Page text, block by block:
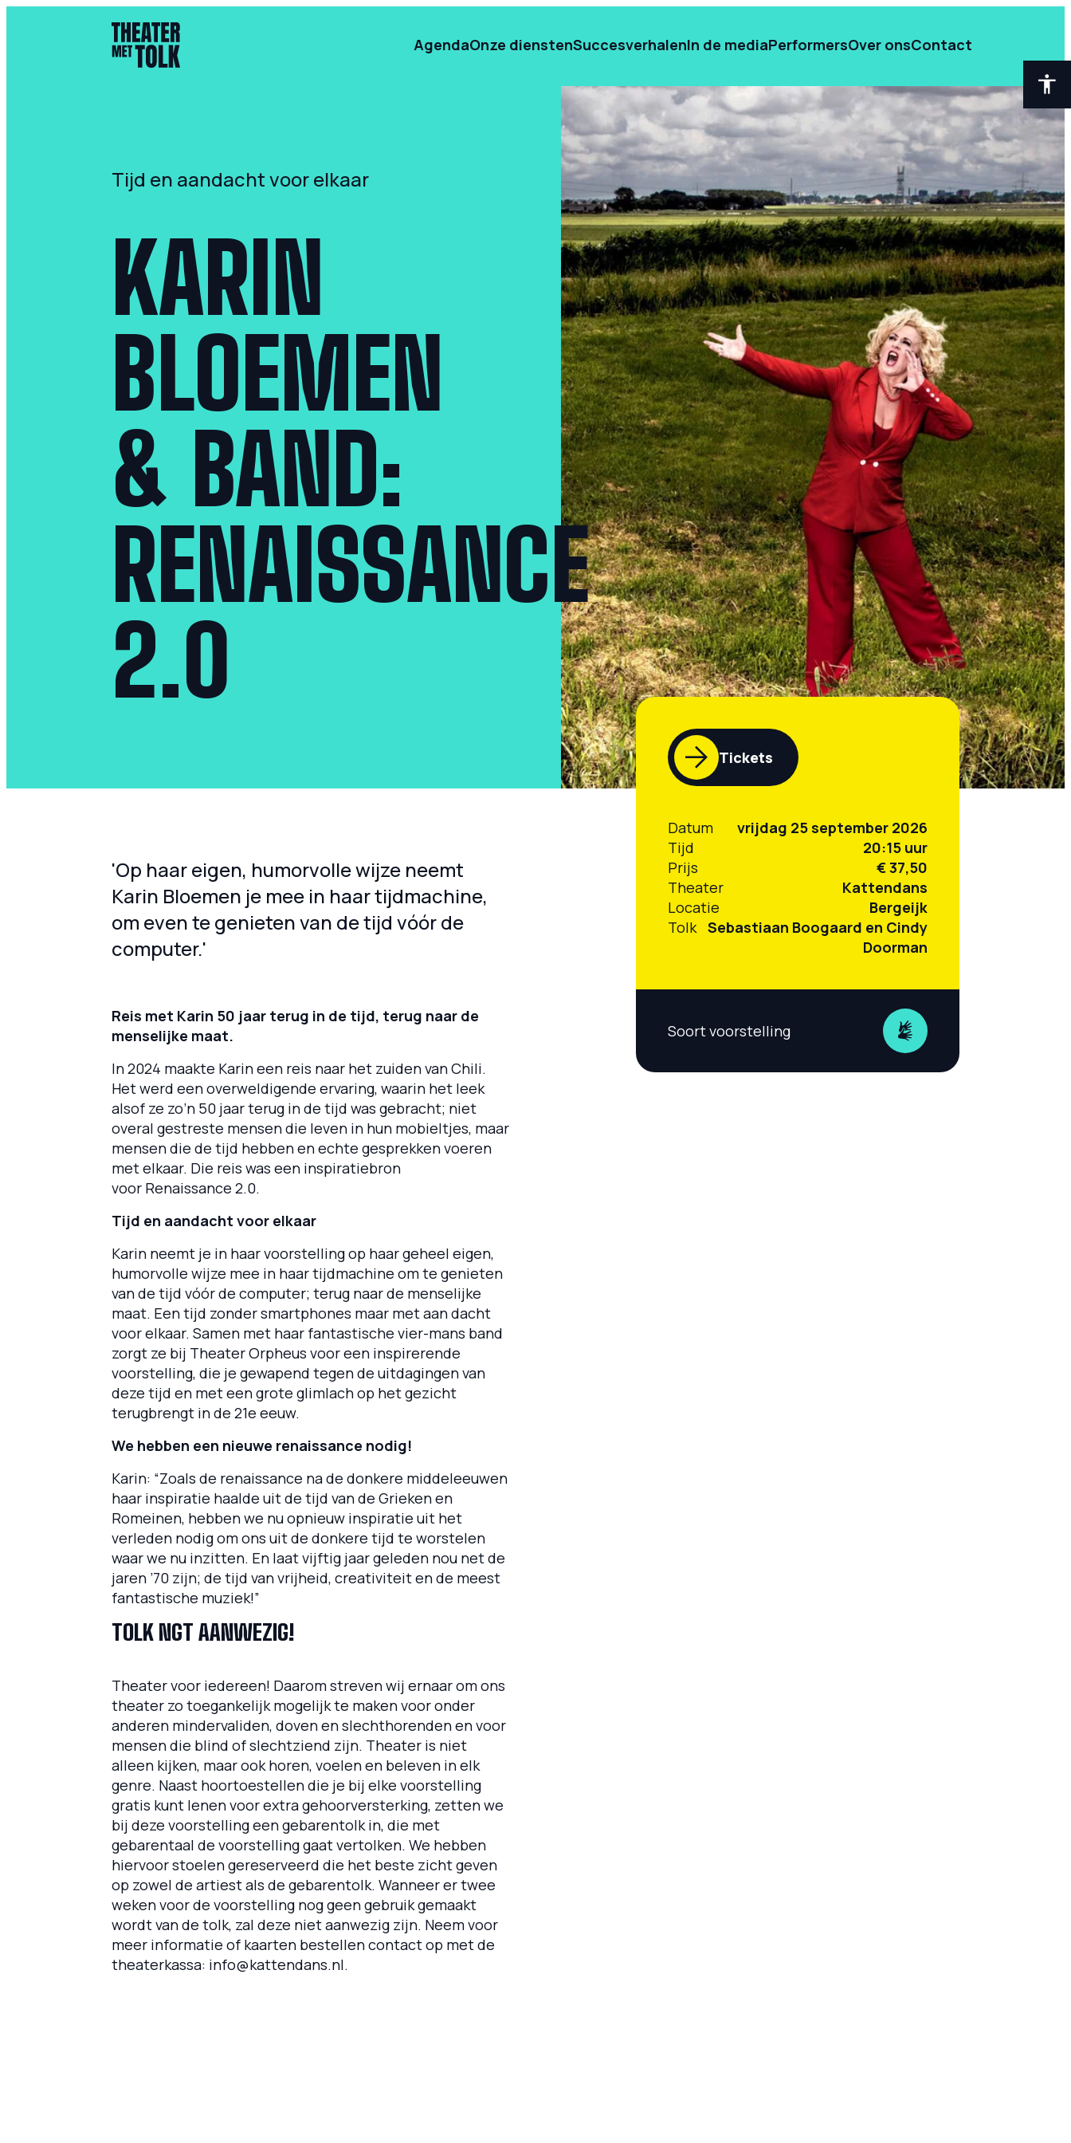
AgendaOnze dienstenSuccesverhalenIn de mediaPerformersOver onsContact
Tijd en aandacht voor elkaar
KARIN
BLOEMEN
& BAND:
RENAISSANCE
2.0
'Op haar eigen, humorvolle wijze neemt
Karin Bloemen je mee in haar tijdmachine,
om even te genieten van de tijd vóór de
computer.'
Reis met Karin 50 jaar terug in de tijd, terug naar de
menselijke maat.
In 2024 maakte Karin een reis naar het zuiden van Chili.
Het werd een overweldigende ervaring, waarin het leek
alsof ze zo’n 50 jaar terug in de tijd was gebracht; niet
overal gestreste mensen die leven in hun mobieltjes, maar
mensen die de tijd hebben en echte gesprekken voeren
met elkaar. Die reis was een inspiratiebron
voor Renaissance 2.0.
Tijd en aandacht voor elkaar
Karin neemt je in haar voorstellingop haar geheel eigen,
humorvolle wijze mee in haar tijdmachine om te genieten
van de tijd vóór de computer; terug naar de menselijke
maat. Een tijd zonder smartphones maar met aan dacht
voor elkaar. Samen met haar fantastische vier-mans band
zorgt ze bij Theater Orpheus voor een inspirerende
voorstelling, die je gewapend tegen de uitdagingen van
deze tijd en met een grote glimlach op het gezicht
terugbrengt in de 21e eeuw.
We hebben een nieuwe renaissance nodig!
Karin: “Zoals de renaissance na de donkere middeleeuwen
haar inspiratie haalde uit de tijd van de Grieken en
Romeinen, hebben we nu opnieuw inspiratie uit het
verleden nodig om ons uit de donkere tijd te worstelen
waar we nu inzitten. En laat vijftig jaar geleden nou net de
jaren ’70 zijn; de tijd van vrijheid, creativiteit en de meest
fantastische muziek!”
TOLK NGT AANWEZIG!
Theater voor iedereen! Daarom streven wij ernaar om ons
theater zo toegankelijk mogelijk te maken voor onder
anderen mindervaliden, doven en slechthorenden en voor
mensen die blind of slechtziend zijn. Theater is niet
alleen kijken, maar ook horen, voelen en beleven in elk
genre. Naast hoortoestellen die je bij elke voorstelling
gratis kunt lenen voor extra gehoorversterking, zetten we
bij deze voorstelling een gebarentolk in, die met
gebarentaal de voorstelling gaat vertolken. We hebben
hiervoor stoelen gereserveerd die het beste zicht geven
op zowel de artiest als de gebarentolk. Wanneer er twee
weken voor de voorstelling nog geen gebruik gemaakt
wordt van de tolk, zal deze niet aanwezig zijn. Neem voor
meer informatie of kaarten bestellen contact op met de
theaterkassa: info@kattendans.nl.
Tickets
Datum
vrijdag 25 september 2026
Tijd
20:15 uur
Prijs
€ 37,50
Theater
Kattendans
Locatie
Bergeijk
Tolk Sebastiaan Boogaard en Cindy
Doorman
Soort voorstelling